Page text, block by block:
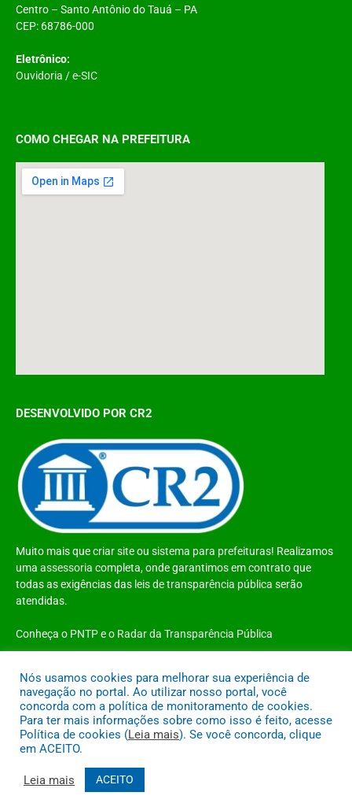
Centro – Santo Antônio do Tauá – PA
CEP: 68786-000
Eletrônico:
Ouvidoria /e-SIC
COMO CHEGAR NA PREFEITURA
DESENVOLVIDO POR CR2
Muito mais quecriar siteou sistema para prefeituras! Realizamos
uma assessoria completa, onde garantimos em contrato que
todas as exigências das leis de transparência pública serão
atendidas.
Conheça o PNTPe o Radar da Transparência Pública
Todos os direitos reservados a Prefeitura Municipal de Santo Antônio do
Tauá
Acessar Área Administrativa
Nós usamos cookies para melhorar sua experiência de
navegação no portal. Ao utilizar nosso portal, você
concorda com a política de monitoramento de cookies.
Para ter mais informações sobre como isso é feito, acesse
Política de cookies (Leia mais). Se você concorda, clique
em ACEITO.
Leia mais ACEITO